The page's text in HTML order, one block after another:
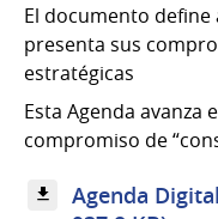
El documento define
presenta sus
estratégicas
Esta Agenda avanza
compromiso de
Agenda